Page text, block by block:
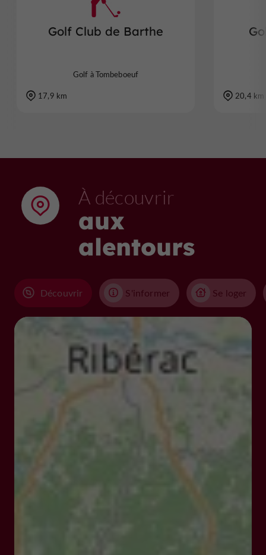
Golf Club de Barthe
Golf à Tombeboeuf
17,9 km 20,4 km
À découvrir
aux
alentours
Découvrir S'informer Se loger